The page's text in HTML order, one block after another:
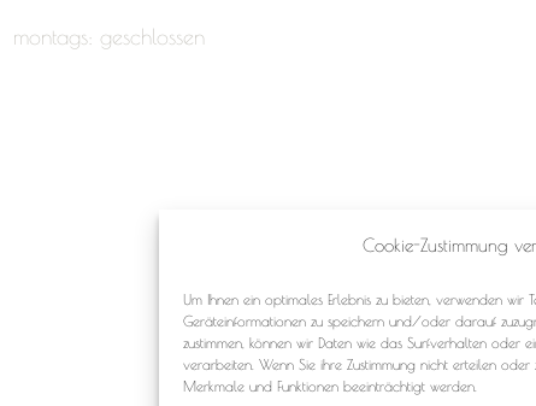
Cookie-Zustimmung
Um Ihnen ein optimales Erlebnis zu bieten, verwenden wir
Geräteinformationen zu speichern und/oder darauf
zustimmen, können wir Daten wie das Surfverhalten oder
verarbeiten. Wenn Sie ihre Zustimmung nicht erteilen oder
Merkmale und Funktionen beeinträchtigt werden.
montags: geschlossen